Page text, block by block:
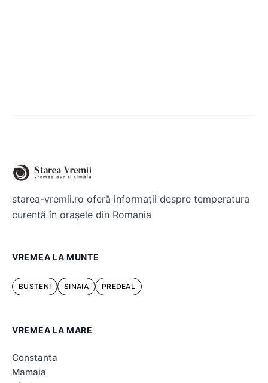
starea-vremii.ro oferă informații despre temperatura
curentă în orașele din Romania
VREMEA LA MUNTE
BUSTENI SINAIA PREDEAL
VREMEA LA MARE
Constanta
Mamaia